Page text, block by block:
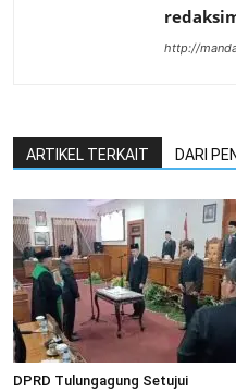
http://
ARTIKEL TERKAIT DARI
DPRD Tulungagung Setujui